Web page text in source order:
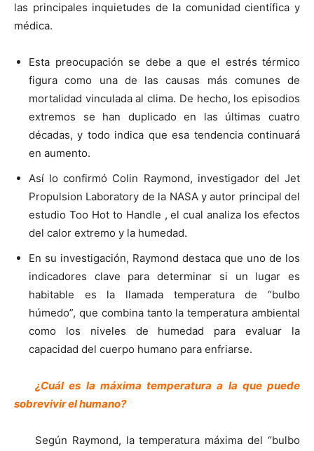
las principales inquietudes de la comunidad científica y
médica.
Esta preocupación se debe a que el estrés térmico
figura como una de las causas más comunes de
mortalidad vinculada al clima. De hecho, los episodios
extremos se han duplicado en las últimas cuatro
décadas, y todo indica que esa tendencia continuará
en aumento.
Así lo confirmó Colin Raymond, investigador del Jet
Propulsion Laboratory de la NASA y autor principal del
estudio Too Hot to Handle , el cual analiza los efectos
del calor extremo y la humedad.
En su investigación, Raymond destaca que uno de los
indicadores clave para determinar si un lugar es
habitable es la llamada temperatura de “bulbo
húmedo”, que combina tanto la temperatura ambiental
como los niveles de humedad para evaluar la
capacidad del cuerpo humano para enfriarse.
¿Cuál es la máxima temperatura a la que puede
sobrevivir el humano?
Según Raymond, la temperatura máxima del “bulbo